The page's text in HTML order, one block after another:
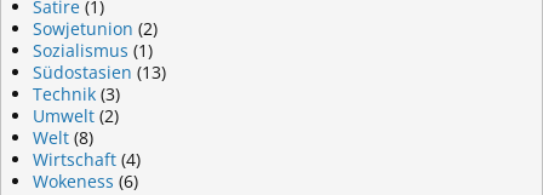
Satire (1)
Sowjetunion (2)
Sozialismus (1)
Südostasien (13)
Technik (3)
Umwelt (2)
Welt (8)
Wirtschaft (4)
Wokeness (6)